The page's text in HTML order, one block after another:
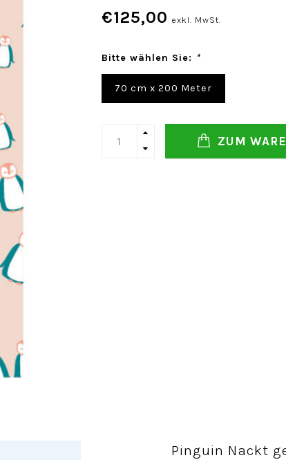
€125,00 exkl. MwSt.
Bitte wählen Sie: *
70 cm x 200 Meter
ZUM
Pinguin Nackt